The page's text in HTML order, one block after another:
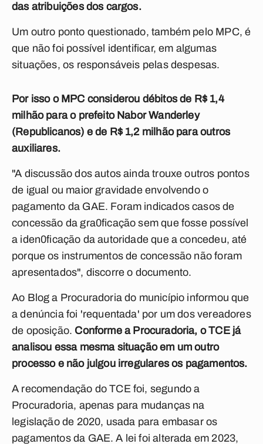
das atribuições dos cargos.
Um outro ponto questionado, também pelo MPC, é
que não foi possível identificar, em algumas
situações, os responsáveis pelas despesas.
Por isso o MPC considerou débitos de R$ 1,4
milhão para o prefeito Nabor Wanderley
(Republicanos) e de R$ 1,2 milhão para outros
auxiliares.
"A discussão dos autos ainda trouxe outros pontos
de igual ou maior gravidade envolvendo o
pagamento da GAE. Foram indicados casos de
concessão da gra0ficação sem que fosse possível
a iden0ficação da autoridade que a concedeu, até
porque os instrumentos de concessão não foram
apresentados", discorre o documento.
Ao Blog a Procuradoria do município informou que
a denúncia foi 'requentada' por um dos vereadores
de oposição. Conforme a Procuradoria, o TCE já
analisou essa mesma situação em um outro
processo e não julgou irregulares os pagamentos.
A recomendação do TCE foi, segundo a
Procuradoria, apenas para mudanças na
legislação de 2020, usada para embasar os
pagamentos da GAE. A lei foi alterada em 2023,